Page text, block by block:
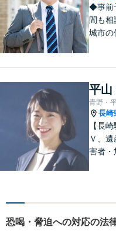
◆事前
間も相談可 ◆法テ
城市の
平山
青野・
長崎
【長
Ｖ、
害者・
恐喝・脅迫への対応の法